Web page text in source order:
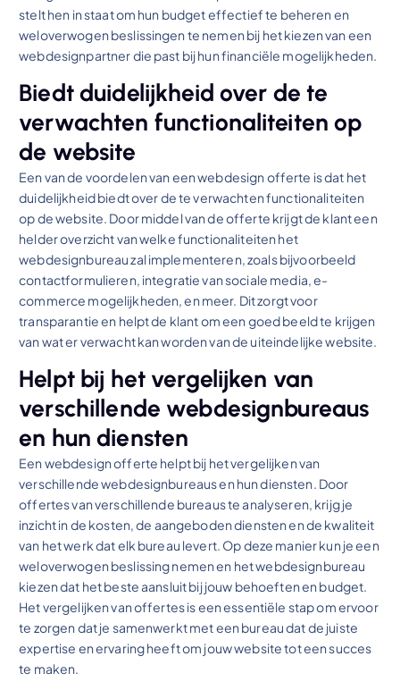
stelt hen in staat om hun budget effectief te beheren en
weloverwogen beslissingen te nemen bij het kiezen van een
webdesignpartner die past bij hun financiële mogelijkheden.
Biedt duidelijkheid over de te
verwachten functionaliteiten op
de website
Een van de voordelen van een webdesign offerte is dat het
duidelijkheid biedt over de te verwachten functionaliteiten
op de website. Door middel van de offerte krijgt de klant een
helder overzicht van welke functionaliteiten het
webdesignbureau zal implementeren, zoals bijvoorbeeld
contactformulieren, integratie van sociale media, e-
commerce mogelijkheden, en meer. Dit zorgt voor
transparantie en helpt de klant om een goed beeld te krijgen
van wat er verwacht kan worden van de uiteindelijke website.
Helpt bij het vergelijken van
verschillende webdesignbureaus
en hun diensten
Een webdesign offerte helpt bij het vergelijken van
verschillende webdesignbureaus en hun diensten. Door
offertes van verschillende bureaus te analyseren, krijg je
inzicht in de kosten, de aangeboden diensten en de kwaliteit
van het werk dat elk bureau levert. Op deze manier kun je een
weloverwogen beslissing nemen en het webdesignbureau
kiezen dat het beste aansluit bij jouw behoeften en budget.
Het vergelijken van offertes is een essentiële stap om ervoor
te zorgen dat je samenwerkt met een bureau dat de juiste
expertise en ervaring heeft om jouw website tot een succes
te maken.